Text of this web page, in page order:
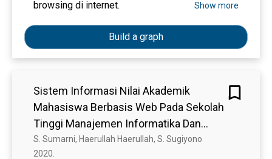
browsing di internet.
Show more
Build a graph
Sistem Informasi Nilai Akademik
Mahasiswa Berbasis Web Pada Sekolah
Tinggi Manajemen Informatika Dan
Komputer Samarinda
S. Sumarni, Haerullah Haerullah, S. Sugiyono
2020.